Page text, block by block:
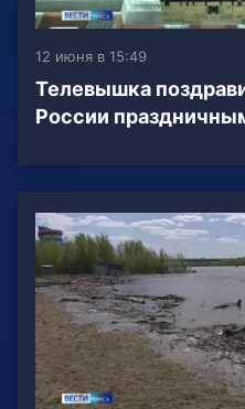
12 июня в 15:49
Телевышка
России